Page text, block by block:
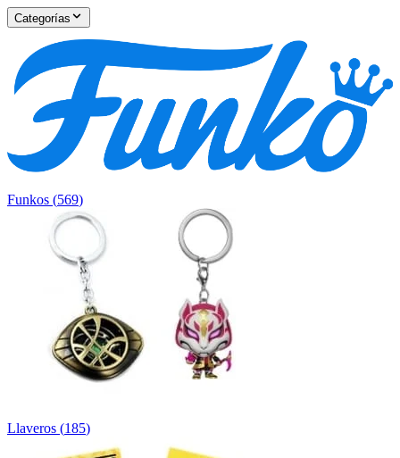
Categorías
Funkos (569)
Llaveros (185)